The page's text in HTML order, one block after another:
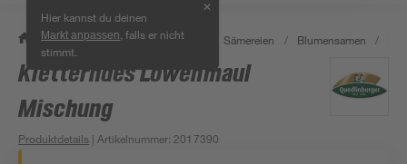
Hier kannst du deinen
Markt anpassen , falls er nicht
stimmt.
✕
/ Garten & Freizeit / Pflanzen Sämereien / Blumensamen /
Kletterndes Löwenmaul
Mischung
Produktdetails | Artikelnummer: 2017390